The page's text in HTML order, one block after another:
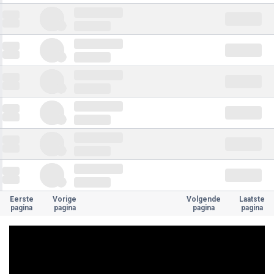
Eerste
pagina
Vorige
pagina
Volgende
pagina
Laatste
pagina